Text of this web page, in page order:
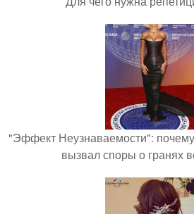
"Эффект Неузнаваемости":
вызвал споры о гранях